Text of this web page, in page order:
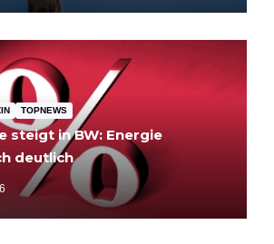
TOPNEWS
steigt in BW: Energie
deutlich